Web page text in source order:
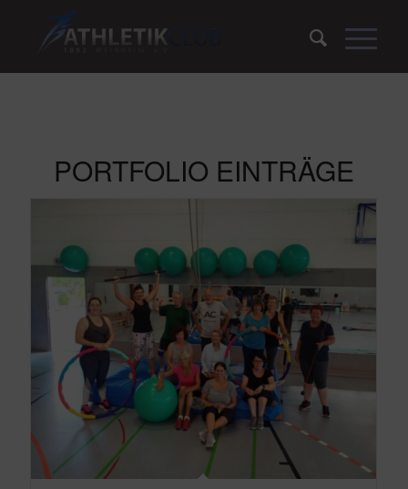
PORTFOLIO EINTRÄGE